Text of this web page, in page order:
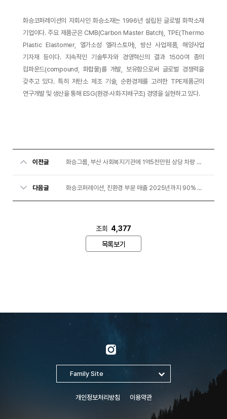
화승코퍼레이션의 자회사인 화승소재는 1996년 설립된 글로벌 화학소재
기업이다. 주요 제품군은 CMB(Carbon Master Batch), TPE(Thermo
Plastic Elastomer, 열가소성 엘라스토머), 방산 사업제품, 해양사업
기자재 등이다. 지속적인 기술투자와 경영혁신의 결과 1500여 종의
컴파운드(compound, 화합물)를 개발, 보유함으로써 글로벌 경쟁력을
갖추고 있다. 특히 저탄소 제조 기술, 순환경제를 고려한 TPE제품군의
연구개발 및 생산을 통해 ESG(환경·사회·지배구조) 경영을 실현하고 있다.
이전글 화승그룹, 부산 사회복지기관에 1억5천만원 상당 차량 기부
다음글 화승코퍼레이션, 친환경 부문 매출 2025년까지 90% 확대
조회
4,377
목록보기
개인정보처리방침 이용약관